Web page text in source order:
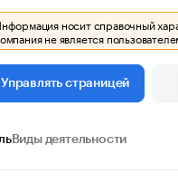
носит справочный
не является
Управлять страницей
Виды деятельности